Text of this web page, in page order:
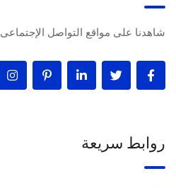
شاهدنا على مواقع التواصل الإجتماعى
روابط سريعة